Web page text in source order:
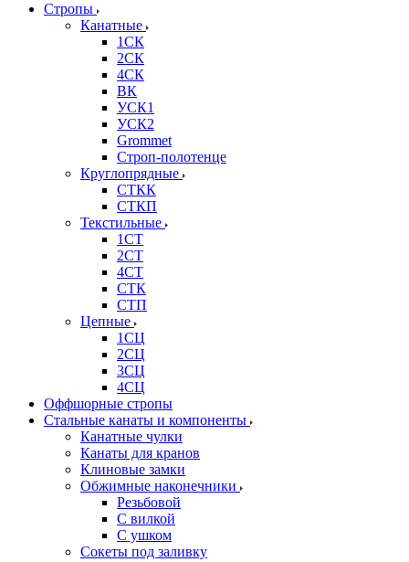
Стропы
Канатные
1СК
2СК
4СК
ВК
УСК1
УСК2
Grommet
Строп-полотенце
Круглопрядные
СТКК
СТКП
Текстильные
1СТ
2СТ
4СТ
СТК
СТП
Цепные
1СЦ
2СЦ
3СЦ
4СЦ
Оффшорные стропы
Стальные канаты и компоненты
Канатные чулки
Канаты для кранов
Клиновые замки
Обжимные наконечники
Резьбовой
С вилкой
С ушком
Сокеты под заливку